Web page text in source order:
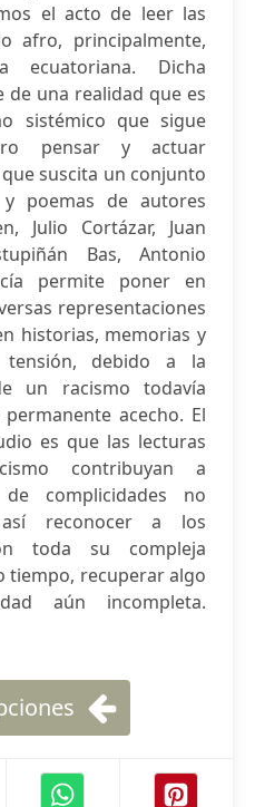
el acto de leer las
afro, principalmente,
Dicha
una realidad que es
sistémico que sigue
pensar y actuar
suscita un conjunto
poemas de autores
Julio Cortázar, Juan
Bas, Antonio
permite poner en
representaciones
historias, memorias y
tensión, debido a la
un racismo todavía
acecho. El
es que las lecturas
contribuyan a
complicidades no
así reconocer a los
toda su compleja
tiempo, recuperar algo
aún incompleta.